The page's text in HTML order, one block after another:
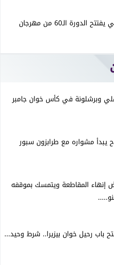
صابر الرباعي يفتتح الدورة الـ60 من مهرجان
وبرشلونة في كأس خوان جامبر
يبدأ مشواره مع طرابزون سبور
إنهاء المقاطعة ويتمسك بموقفه
باب رحيل خوان بيزيرا.. شرط وحيد...